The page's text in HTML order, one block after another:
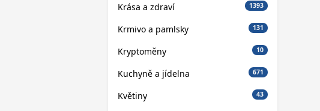
Krása a zdraví 1393
Krmivo a pamlsky 131
Kryptoměny 10
Kuchyně a jídelna 671
Květiny 43